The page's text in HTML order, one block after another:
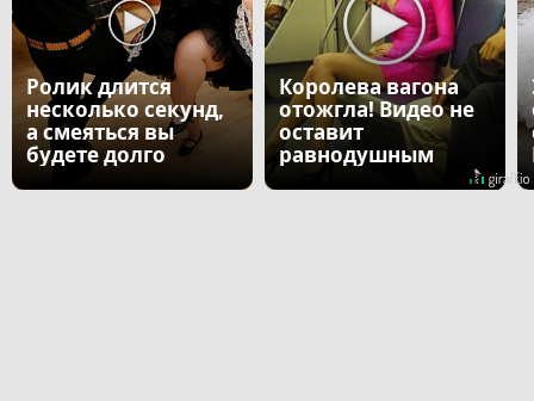
Ролик длится
несколько секунд,
а смеяться вы
будете долго
Королева вагона
отожгла! Видео не
оставит
равнодушным